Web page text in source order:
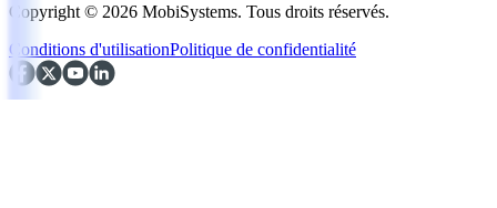
Copyright © 2026 MobiSystems. Tous droits réservés.
Conditions d'utilisationPolitique de confidentialité